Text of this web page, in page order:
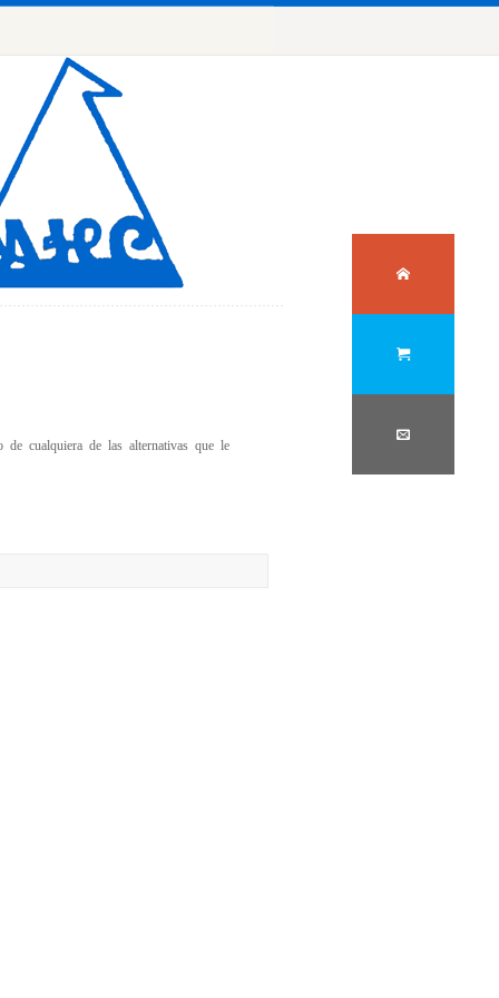
de cualquiera de las alternativas que le